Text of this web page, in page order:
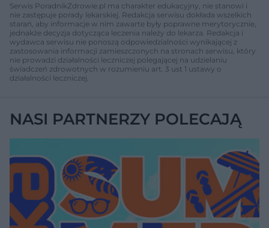
Serwis PoradnikZdrowie.pl ma charakter edukacyjny, nie stanowi i
nie zastępuje porady lekarskiej. Redakcja serwisu dokłada wszelkich
starań, aby informacje w nim zawarte były poprawne merytorycznie,
jednakże decyzja dotycząca leczenia należy do lekarza. Redakcja i
wydawca serwisu nie ponoszą odpowiedzialności wynikającej z
zastosowania informacji zamieszczonych na stronach serwisu, który
nie prowadzi działalności leczniczej polegającej na udzielaniu
świadczeń zdrowotnych w rozumieniu art. 3 ust 1 ustawy o
działalności leczniczej.
NASI PARTNERZY POLECAJĄ